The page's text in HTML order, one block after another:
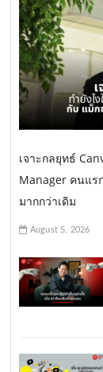
เจาะกลยุทธ์
Manager คนแร
มากกว่าเดิม
August 5, 2026